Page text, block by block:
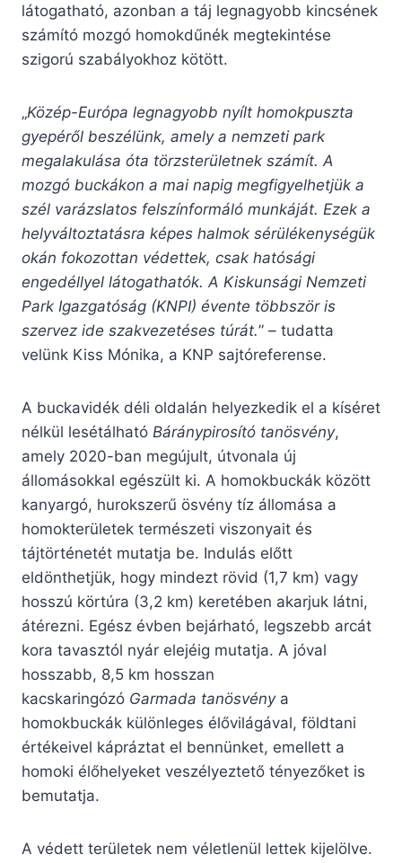
látogatható, azonban a táj legnagyobb kincsének
számító mozgó homokdűnék megtekintése
szigorú szabályokhoz kötött.
„Közép-Európa legnagyobb nyílt homokpuszta
gyepéről beszélünk, amely a nemzeti park
megalakulása óta törzsterületnek számít. A
mozgó buckákon a mai napig megfigyelhetjük a
szél varázslatos felszínformáló munkáját. Ezek a
helyváltoztatásra képes halmok sérülékenységük
okán fokozottan védettek, csak hatósági
engedéllyel látogathatók. A Kiskunsági Nemzeti
Park Igazgatóság (KNPI) évente többször is
szervez ide szakvezetéses túrát.” – tudatta
velünk Kiss Mónika, a KNP sajtóreferense.
A buckavidék déli oldalán helyezkedik el a kíséret
nélkül lesétálható Báránypirosító tanösvény,
amely 2020-ban megújult, útvonala új
állomásokkal egészült ki. A homokbuckák között
kanyargó, hurokszerű ösvény tíz állomása a
homokterületek természeti viszonyait és
tájtörténetét mutatja be. Indulás előtt
eldönthetjük, hogy mindezt rövid (1,7 km) vagy
hosszú körtúra (3,2 km) keretében akarjuk látni,
átérezni. Egész évben bejárható, legszebb arcát
kora tavasztól nyár elejéig mutatja. A jóval
hosszabb, 8,5 km hosszan
kacskaringózó Garmada tanösvény a
homokbuckák különleges élővilágával, földtani
értékeivel kápráztat el bennünket, emellett a
homoki élőhelyeket veszélyeztető tényezőket is
bemutatja.
A védett területek nem véletlenül lettek kijelölve.